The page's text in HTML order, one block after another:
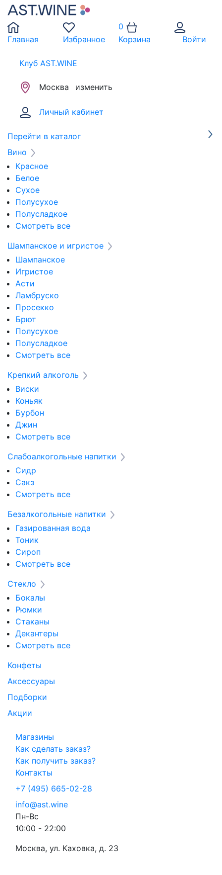
Главная Избранное
0
Корзина
Войти
Клуб AST.WINE
Москва изменить
Личный кабинет
Перейти в каталог
Вино
Красное
Белое
Сухое
Полусухое
Полусладкое
Смотреть все
Шампанское и игристое
Шампанское
Игристое
Асти
Ламбруско
Просекко
Брют
Полусухое
Полусладкое
Смотреть все
Крепкий алкоголь
Виски
Коньяк
Бурбон
Джин
Смотреть все
Слабоалкогольные напитки
Сидр
Сакэ
Смотреть все
Безалкогольные напитки
Газированная вода
Тоник
Сироп
Смотреть все
Стекло
Бокалы
Рюмки
Стаканы
Декантеры
Смотреть все
Конфеты
Аксессуары
Подборки
Акции
Магазины
Как сделать заказ?
Как получить заказ?
Контакты
+7 (495) 665-02-28
info@ast.wine
Пн-Вс
10:00 - 22:00
Москва, ул. Каховка, д. 23